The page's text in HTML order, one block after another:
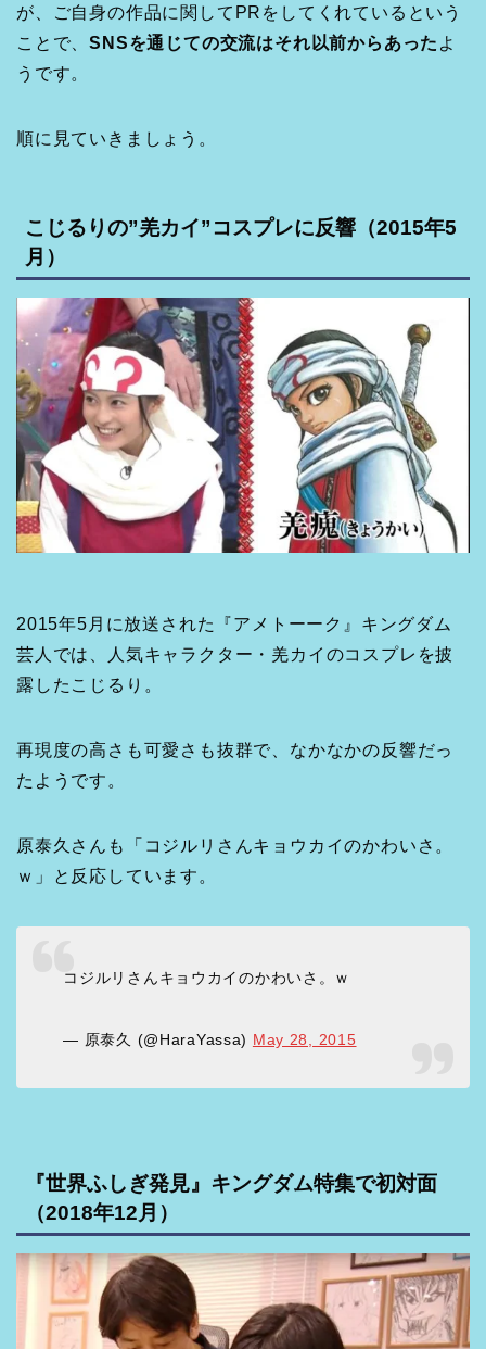
が、ご自身の作品に関してPRをしてくれているという
ことで、SNSを通じての交流はそれ以前からあった よ
うです。
順に見ていきましょう。
こじるりの”羌カイ”コスプレに反響（2015年5
月）
2015年5月に放送された『アメトーーク』キングダム
芸人では、人気キャラクター・羌カイのコスプレを披
露したこじるり。
再現度の高さも可愛さも抜群で、なかなかの反響だっ
たようです。
原泰久さんも「コジルリさんキョウカイのかわいさ。
ｗ」と反応しています。
コジルリさんキョウカイのかわいさ。ｗ
— 原泰久 (@HaraYassa) May 28, 2015
『世界ふしぎ発見』キングダム特集で初対面
（2018年12月）